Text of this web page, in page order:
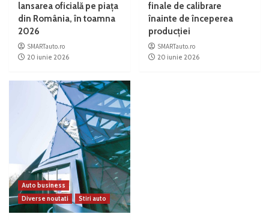
lansarea oficială pe piața
din România, în toamna
2026
SMARTauto.ro
20 iunie 2026
finale de calibrare
înainte de începerea
producției
SMARTauto.ro
20 iunie 2026
Auto business
Diverse noutati
Stiri auto